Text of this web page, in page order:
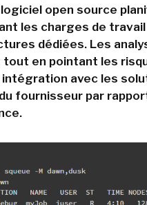
logiciel open source
les charges de travail
dédiées. Les
tout en pointant les
intégration avec les
fournisseur par